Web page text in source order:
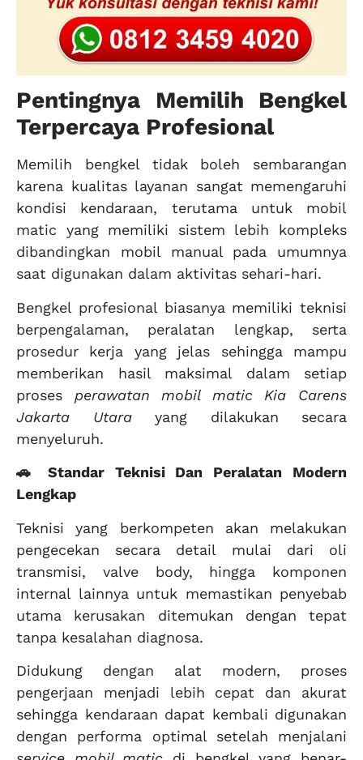
Pentingnya Memilih Bengkel
Terpercaya Profesional
Memilih bengkel tidak boleh sembarangan
karena kualitas layanan sangat memengaruhi
kondisi kendaraan, terutama untuk mobil
matic yang memiliki sistem lebih kompleks
dibandingkan mobil manual pada umumnya
saat digunakan dalam aktivitas sehari-hari.
Bengkel profesional biasanya memiliki teknisi
berpengalaman, peralatan lengkap, serta
prosedur kerja yang jelas sehingga mampu
memberikan hasil maksimal dalam setiap
proses perawatan mobil matic Kia Carens
Jakarta Utarayang dilakukan secara
menyeluruh.
🚗 Standar Teknisi Dan Peralatan Modern
Lengkap
Teknisi yang berkompeten akan melakukan
pengecekan secara detail mulai dari oli
transmisi, valve body, hingga komponen
internal lainnya untuk memastikan penyebab
utama kerusakan ditemukan dengan tepat
tanpa kesalahan diagnosa.
Didukung dengan alat modern, proses
pengerjaan menjadi lebih cepat dan akurat
sehingga kendaraan dapat kembali digunakan
dengan performa optimal setelah menjalani